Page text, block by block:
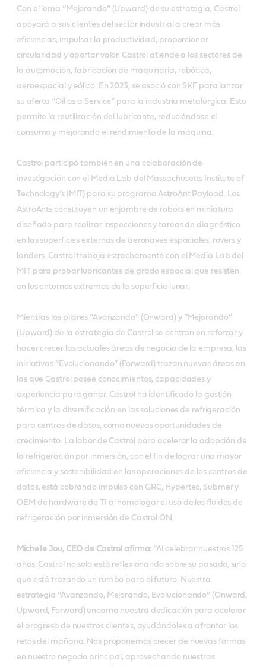
Con el lema “Mejorando” (Upward) de su estrategia, Castrol
apoyará a sus clientes del sector industrial a crear más
eficiencias, impulsar la productividad, proporcionar
circularidad y aportar valor. Castrol atiende a los sectores de
la automoción, fabricación de maquinaria, robótica,
aeroespacial y eólico. En 2023, se asoció con SKF para lanzar
su oferta “Oil as a Service” para la industria metalúrgica. Esto
permite la reutilización del lubricante, reduciéndose el
consumo y mejorando el rendimiento de la máquina.
Castrol participó también en una colaboración de
investigación con el Media Lab del Massachusetts Institute of
Technology’s (MIT) para su programa AstroAnt Payload. Los
AstroAnts constituyen un enjambre de robots en miniatura
diseñado para realizar inspecciones y tareas de diagnóstico
en las superficies externas de aeronaves espaciales, rovers y
landers. Castrol trabaja estrechamente con el Media Lab del
MIT para probar lubricantes de grado espacial que resisten
en los entornos extremos de la superficie lunar.
Mientras los pilares “Avanzando” (Onward) y “Mejorando”
(Upward) de la estrategia de Castrol se centran en reforzar y
hacer crecer las actuales áreas de negocio de la empresa, las
iniciativas “Evolucionando” (Forward) trazan nuevas áreas en
las que Castrol posee conocimientos, capacidades y
experiencia para ganar. Castrol ha identificado la gestión
térmica y la diversificación en las soluciones de refrigeración
para centros de datos, como nuevas oportunidades de
crecimiento. La labor de Castrol para acelerar la adopción de
la refrigeración por inmersión, con el fin de lograr una mayor
eficiencia y sostenibilidad en las operaciones de los centros de
datos, está cobrando impulso con GRC, Hypertec, Submer y
OEM de hardware de TI al homologar el uso de los fluidos de
refrigeración por inmersión de Castrol ON.
Michelle Jou, CEO de Castrol afirma: “Al celebrar nuestros 125
años, Castrol no solo está reflexionando sobre su pasado, sino
que está trazando un rumbo para el futuro. Nuestra
estrategia “Avanzando, Mejorando, Evolucionando” (Onward,
Upward, Forward) encarna nuestra dedicación para acelerar
el progreso de nuestros clientes, ayudándoles a afrontar los
retos del mañana. Nos proponemos crecer de nuevas formas
en nuestro negocio principal, aprovechando nuestras